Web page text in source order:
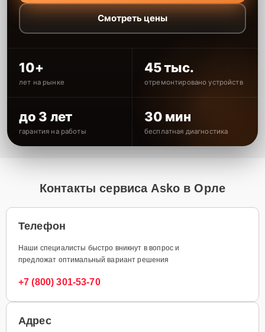
Смотреть цены
10+
лет на рынке
45 тыс.
отремонтировано устройств
до 3 лет
гарантия на работы
30 мин
бесплатная диагностика
Контакты сервиса Asko в Орле
Телефон
Наши специалисты быстро вникнут в вопрос и
предложат оптимальный вариант решения
+7 (800) 301-53-70
Адрес